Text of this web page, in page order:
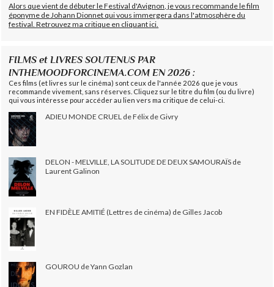
Alors que vient de débuter le Festival d'Avignon, je vous recommande le film
éponyme de Johann Dionnet qui vous immergera dans l'atmosphère du
festival. Retrouvez ma critique en cliquant ici.
FILMS et LIVRES SOUTENUS PAR
INTHEMOODFORCINEMA.COM EN 2026 :
Ces films (et livres sur le cinéma) sont ceux de l'année 2026 que je vous
recommande vivement, sans réserves. Cliquez sur le titre du film (ou du livre)
qui vous intéresse pour accéder au lien vers ma critique de celui-ci.
ADIEU MONDE CRUEL de Félix de Givry
DELON - MELVILLE, LA SOLITUDE DE DEUX SAMOURAÏS de
Laurent Galinon
EN FIDÈLE AMITIÉ (Lettres de cinéma) de Gilles Jacob
GOUROU de Yann Gozlan